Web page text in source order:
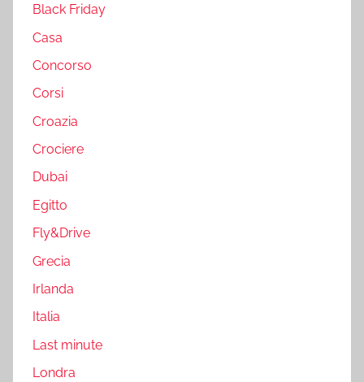
Black Friday
Casa
Concorso
Corsi
Croazia
Crociere
Dubai
Egitto
Fly&Drive
Grecia
Irlanda
Italia
Last minute
Londra